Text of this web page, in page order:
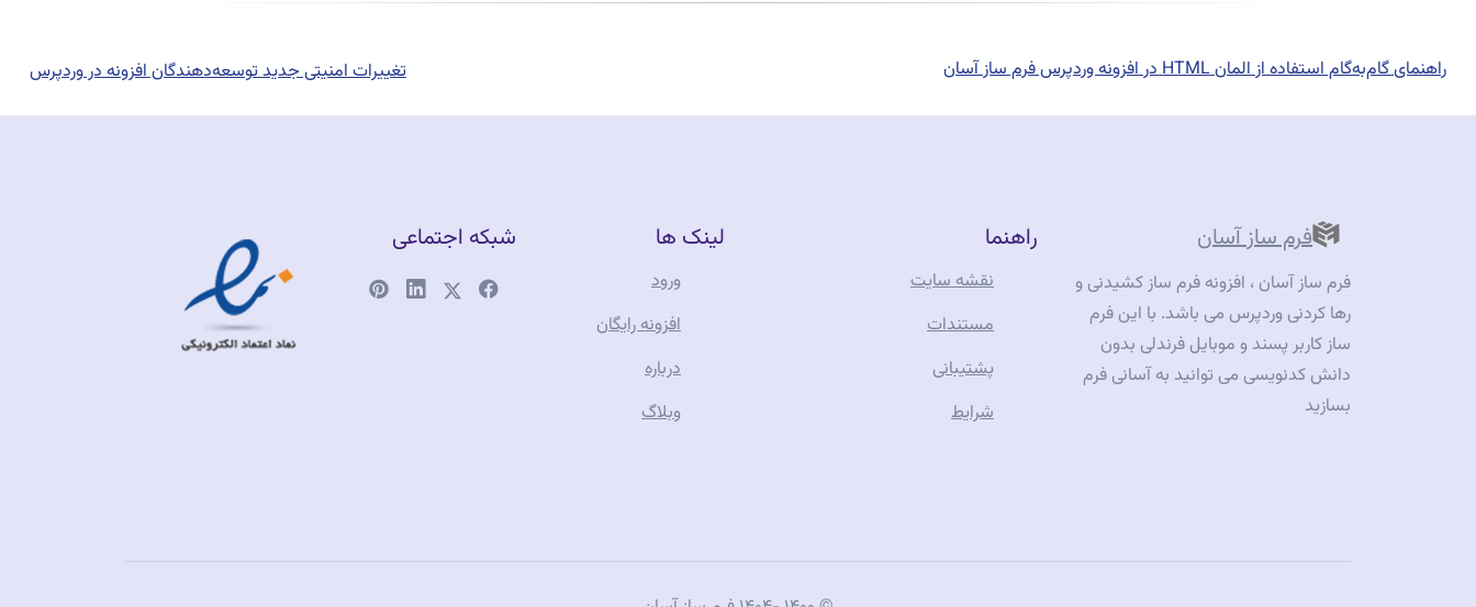
راهبری
نوشته
post:
تغییرات امنیتی جدید توسعه‌دهندگان افزونه در وردپرس
post:
راهنمای گام‌به‌گام استفاده از المان HTML در افزونه وردپرس فرم ساز آسان
فرم ساز آسان
فرم ساز آسان ، افزونه فرم ساز کشیدنی و
رها کردنی وردپرس می باشد. با این فرم
ساز کاربر پسند و موبایل فرندلی بدون
دانش کدنویسی می توانید به آسانی فرم
بسازید
راهنما
نقشه سایت
مستندات
پشتیبانی
شرایط
لینک ها
ورود
افزونه رایگان
درباره
وبلاگ
شبکه اجتماعی